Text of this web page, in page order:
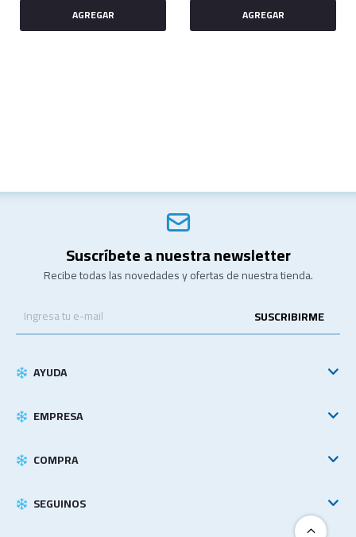
Suscríbete a nuestra newsletter
Recibe todas las novedades y ofertas de nuestra tienda.
SUSCRIBIRME
AYUDA
EMPRESA
COMPRA
SEGUINOS